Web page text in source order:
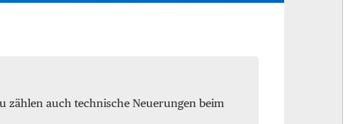
Intralogistik
auch technische Neuerungen beim